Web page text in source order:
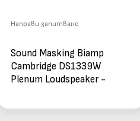
Направи запитване
Sound Masking Biamp
Cambridge DS1339W
Plenum Loudspeaker -
цвят